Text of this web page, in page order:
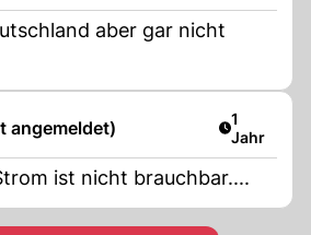
aber gar nicht
angemeldet) Artikel
1
Jahr
ist nicht brauchbar....